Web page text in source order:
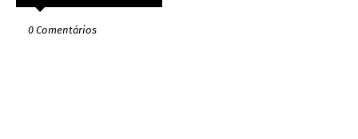
0 Comentários